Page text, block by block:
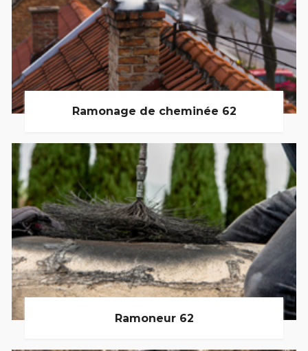
Ramonage de cheminée 62
Ramoneur 62